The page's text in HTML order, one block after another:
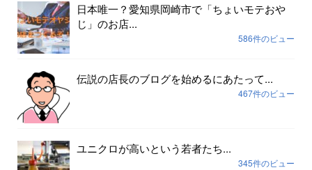
日本唯一？愛知県岡崎市で「ちょいモテおや
じ」のお店...
586件のビュー
伝説の店長のブログを始めるにあたって...
467件のビュー
ユニクロが高いという若者たち...
345件のビュー